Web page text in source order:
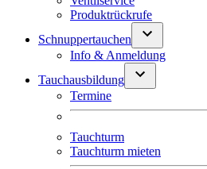
Produktrückrufe
Schnuppertauchen
Info & Anmeldung
Tauchausbildung
Termine
Tauchturm
Tauchturm mieten